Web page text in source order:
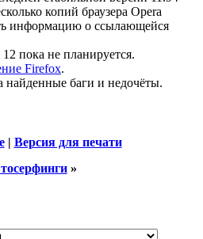
копий браузера Opera
информацию о ссылающейся
пока не планируется.
Firefox.
найденные баги и недочёты.
| Версия для печати
»